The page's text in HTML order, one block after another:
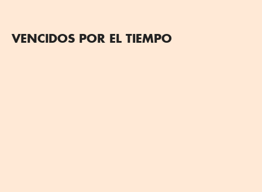
VENCIDOS POR EL TIEMPO